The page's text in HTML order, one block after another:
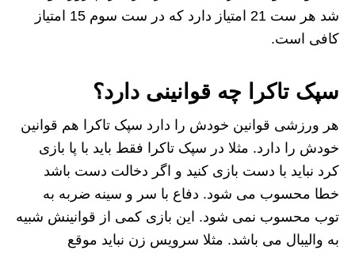
شد هر ست 21 امتیاز دارد که در ست سوم 15 امتیاز
کافی است.
سپک تاکرا چه قوانینی دارد؟
هر ورزشی قوانین خودش را دارد سپک تاکرا هم قوانین
خودش را دارد. مثلا در سپک تاکرا فقط باید با پا بازی
کرد نباید با دست بازی کنید و اگر دخالت دست باشد
خطا محسوب می شود. دفاع با سر و سینه ضربه به
توب محسوب نمی شود. این بازی کمی از قوانینش شبیه
به والیبال می باشد. مثلا سرویس زن نباید موقع